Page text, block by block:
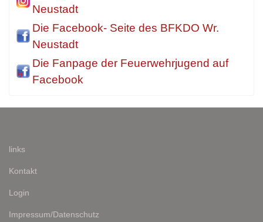
Neustadt
Die Facebook- Seite des BFKDO Wr.
Neustadt
Die Fanpage der Feuerwehrjugend auf
Facebook
links
Kontakt
Login
Impressum/Datenschutz